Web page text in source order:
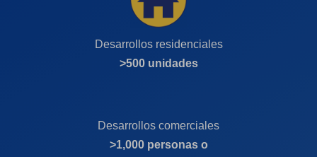
Desarrollos residenciales
>500 unidades
Desarrollos comerciales
>1,000 personas o